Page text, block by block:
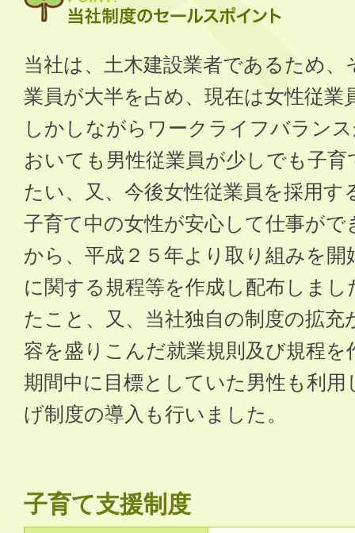
当社は、土木建設業者であるため
業員が大半を占め、現在は女性従
しかしながらワークライフバラン
おいても男性従業員が少しでも子
たい、又、今後女性従業員を採用
子育て中の女性が安心して仕事が
から、平成２５年より取り組みを
に関する規程等を作成し配布しま
たこと、又、当社独自の制度の拡
容を盛りこんだ就業規則及び規程
期間中に目標としていた男性も利
げ制度の導入も行いました。
子育て支援制度